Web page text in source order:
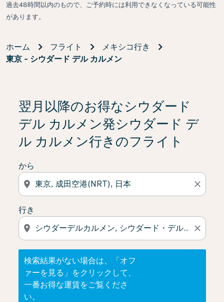
過去48時間以内のもので、ご予約時には利用できなくなっている可能性
があります。
ホーム フライト
メキシコ行き
東京 - シウダード デル カルメン
翌月以降のお得なシウダード
デル カルメン発シウダード デ
ル カルメン行きのフライト
から
location_on close
行き
location_on close
検索結果がない場合は、「オフ
ァーを見る」をクリックして、
一番お得な運賃をご覧くださ
い。
検索結果がない場合は、「オファーを見る」をクリック